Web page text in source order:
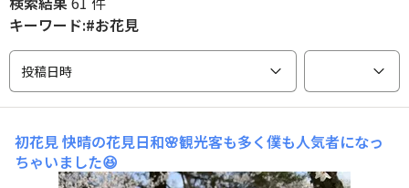
キーワード:#お花見
投稿日時
初花見快晴の花見日和🌸観光客も多く僕も人気者になっ
ちゃいました😆